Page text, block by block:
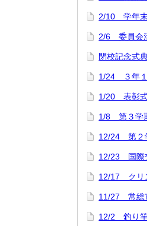
2/10 学年末
2/6 委員会
閉校記念式
1/24 ３年１
1/20 表彰式
1/8 第３学
12/24 第２
12/23 国際
12/17 クリ
11/27 常総
12/2 釣り竿